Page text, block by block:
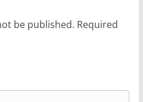
be published. Required